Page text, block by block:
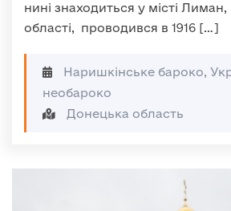
нині знаходиться у місті
області, проводився в 1916 […]
Наришкінське бароко,
необароко
Донецька область